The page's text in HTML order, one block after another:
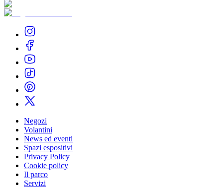
Negozi
Volantini
News ed eventi
Spazi espositivi
Privacy Policy
Cookie policy
Il parco
Servizi